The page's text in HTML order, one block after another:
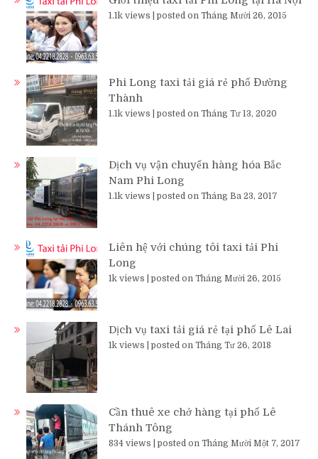
1.1k views posted on Tháng Mười 26, 2015
Phi Long taxi tải giá rẻ phố Đường
Thành
1.1k views posted on Tháng Tư 13, 2020
Dịch vụ vận chuyển hàng hóa Bắc
Nam Phi Long
1.1k views posted on Tháng Ba 23, 2017
Liên hệ với chúng tôi taxi tải Phi
Long
1k views posted on Tháng Mười 26, 2015
Dịch vụ taxi tải giá rẻ tại phố Lê Lai
1k views posted on Tháng Tư 26, 2018
Cần thuê xe chở hàng tại phố Lê
Thánh Tông
834 views posted on Tháng Mười Một 7, 2017